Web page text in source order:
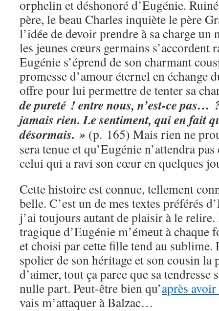
orphelin et déshonoré d’Eugénie.
père, le beau Charles inquiète le père
l’idée de devoir prendre à sa charge un
les jeunes cœurs germains s’accordent
Eugénie s’éprend de son charmant
promesse d’amour éternel en échange
offre pour lui permettre de tenter sa
de pureté ! entre nous, n’est-ce pas…
jamais rien. Le sentiment, qui en fait
désormais. » (p. 165) Mais rien ne
sera tenue et qu’Eugénie n’attendra
celui qui a ravi son cœur en quelques
Cette histoire est connue, tellement
belle. C’est un de mes textes préférés
j’ai toujours autant de plaisir à le
tragique d’Eugénie m’émeut à chaque
et choisi par cette fille tend au sublime.
spolier de son héritage et son cousin la
d’aimer, tout ça parce que sa
nulle part. Peut-être bien qu’après
vais m’attaquer à Balzac…